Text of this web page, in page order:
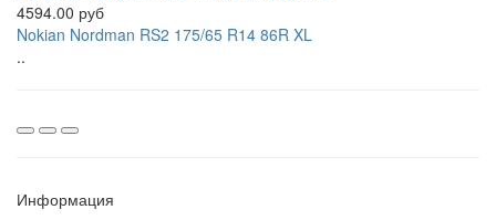
4594.00 руб
Nokian Nordman RS2 175/65 R14 86R XL
..
Информация